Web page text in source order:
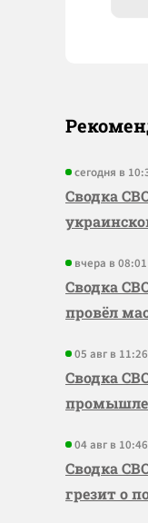
сегодня в
Сводка
вчера в 08:01
Сводка
провёл
05 авг в 11:26
Сводка
04 авг в 10:46
Сводка
грезит о